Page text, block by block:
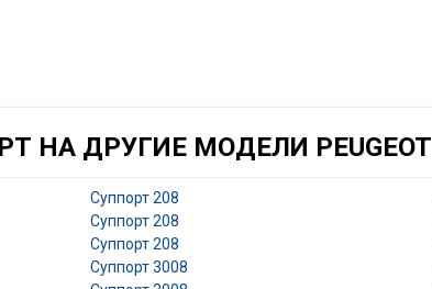
НА ДРУГИЕ МОДЕЛИ PEUGEOT
Суппорт 208
Суппорт 208
Суппорт 208
Суппорт 3008